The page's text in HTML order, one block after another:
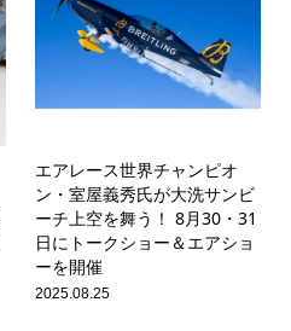
エアレース世界チャンピオ
ン・室屋義秀氏が大洗サンビ
ーチ上空を舞う！ 8月30・31
日にトークショー＆エアショ
ーを開催
2025.08.25